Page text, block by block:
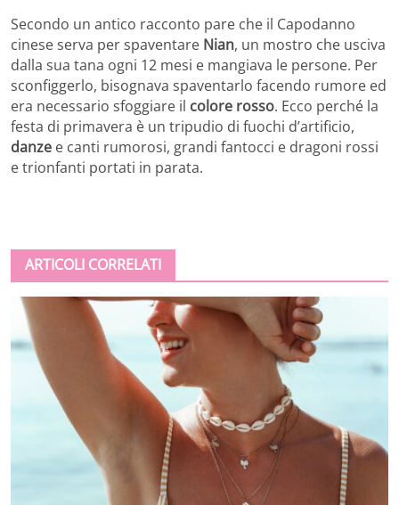
Secondo un antico racconto pare che il Capodanno
cinese serva per spaventare Nian, un mostro che usciva
dalla sua tana ogni 12 mesi e mangiava le persone. Per
sconfiggerlo, bisognava spaventarlo facendo rumore ed
era necessario sfoggiare il colore rosso. Ecco perché la
festa di primavera è un tripudio di fuochi d’artificio,
danze e canti rumorosi, grandi fantocci e dragoni rossi
e trionfanti portati in parata.
ARTICOLI CORRELATI